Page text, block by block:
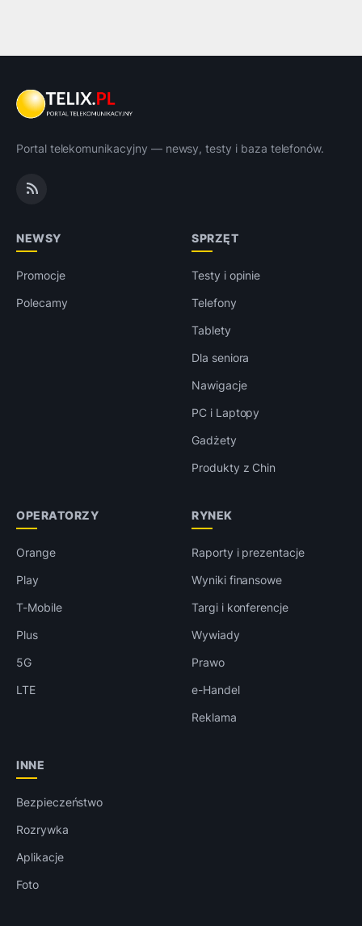
Portal telekomunikacyjny — newsy, testy i baza telefonów.
NEWSY
Promocje
Polecamy
SPRZĘT
Testy i opinie
Telefony
Tablety
Dla seniora
Nawigacje
PC i Laptopy
Gadżety
Produkty z Chin
OPERATORZY
Orange
Play
T-Mobile
Plus
5G
LTE
RYNEK
Raporty i prezentacje
Wyniki finansowe
Targi i konferencje
Wywiady
Prawo
e-Handel
Reklama
INNE
Bezpieczeństwo
Rozrywka
Aplikacje
Foto